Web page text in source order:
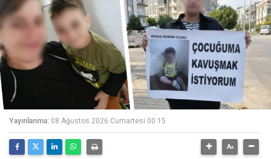
Yayınlanma: 08 Ağustos 2026 Cumartesi 00:15